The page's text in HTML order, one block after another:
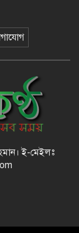
দাম কমল
স্বচ্ছতা
ভক্তদের
প্রক্রিয়া
। ই-মেইলঃ